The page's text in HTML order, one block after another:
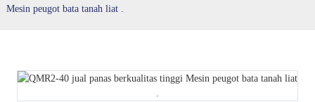
Mesin peugot bata tanah liat .